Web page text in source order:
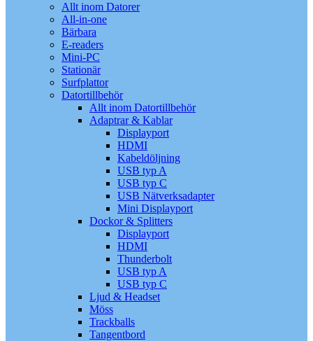
Allt inom Datorer
All-in-one
Bärbara
E-readers
Mini-PC
Stationär
Surfplattor
Datortillbehör
Allt inom Datortillbehör
Adaptrar & Kablar
Displayport
HDMI
Kabeldöljning
USB typ A
USB typ C
USB Nätverksadapter
Mini Displayport
Dockor & Splitters
Displayport
HDMI
Thunderbolt
USB typ A
USB typ C
Ljud & Headset
Möss
Trackballs
Tangentbord